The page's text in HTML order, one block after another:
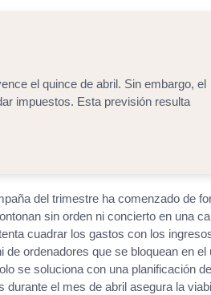
el quince de abril. Sin embargo, el
impuestos. Esta previsión resulta
del trimestre ha comenzado de
sin orden ni concierto en una
cuadrar los gastos con los
ordenadores que se bloquean en el
se soluciona con una planificación
el mes de abril asegura la